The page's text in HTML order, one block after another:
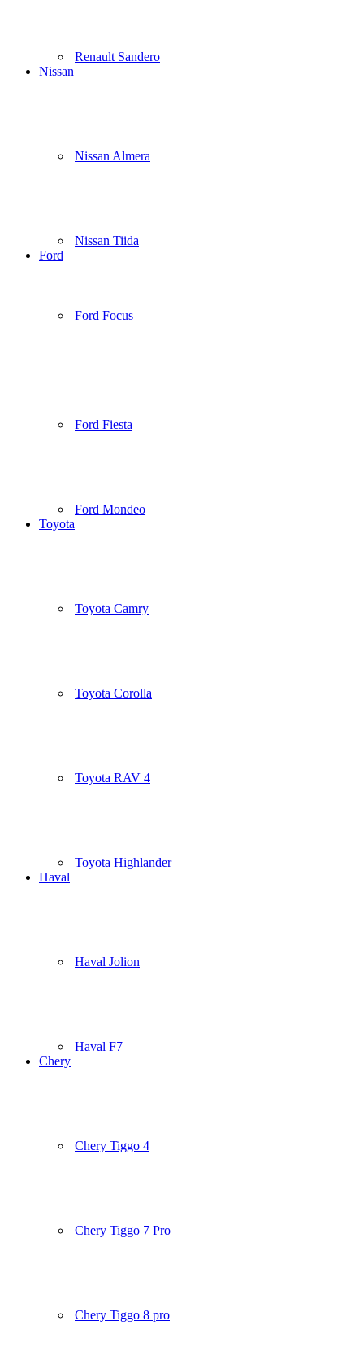
Renault Sandero
Nissan
Nissan Almera
Nissan Tiida
Ford
Ford Focus
Ford Fiesta
Ford Mondeo
Toyota
Toyota Camry
Toyota Corolla
Toyota RAV 4
Toyota Highlander
Haval
Haval Jolion
Haval F7
Chery
Chery Tiggo 4
Chery Tiggo 7 Pro
Chery Tiggo 8 pro